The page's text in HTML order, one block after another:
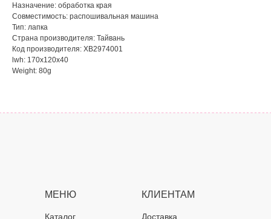
Назначение: обработка края
Совместимость: распошивальная машина
Тип: лапка
Страна производителя: Тайвань
Код производителя: XB2974001
lwh: 170x120x40
Weight: 80g
МЕНЮ КЛИЕНТАМ
Каталог Доставка